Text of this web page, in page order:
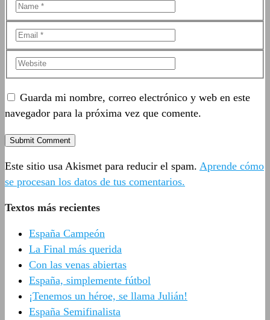
Guarda mi nombre, correo electrónico y web en este
navegador para la próxima vez que comente.
Este sitio usa Akismet para reducir el spam. Aprende cómo
se procesan los datos de tus comentarios.
Textos más recientes
España Campeón
La Final más querida
Con las venas abiertas
España, simplemente fútbol
¡Tenemos un héroe, se llama Julián!
España Semifinalista